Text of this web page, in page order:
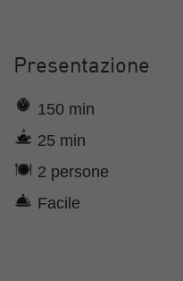
Presentazione
150 min
25 min
2 persone
Facile